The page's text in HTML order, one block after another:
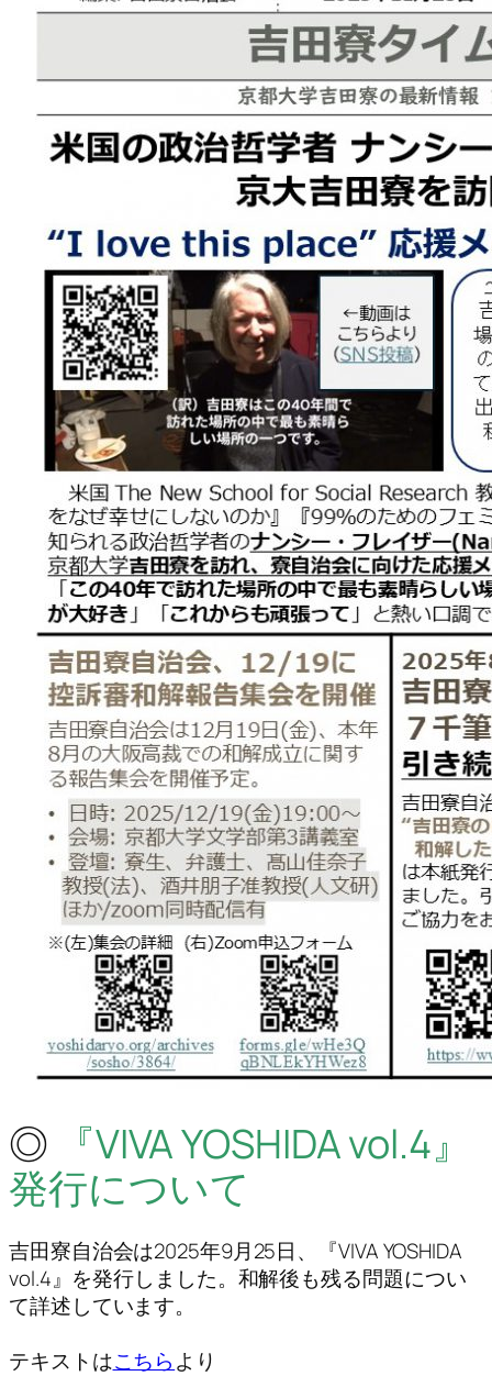
◎
『VIVA YOSHIDA vol.4』
発行について
吉田寮自治会は2025年9月25日、『VIVA YOSHIDA
vol.4』を発行しました。和解後も残る問題につい
て詳述しています。
テキストはこちらより